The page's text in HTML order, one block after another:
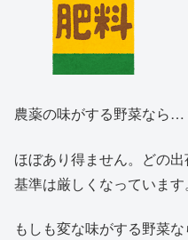
農薬の味がする野菜なら…
ほぼあり得ません。どの
基準は厳しくなっています。
もしも変な味がする野菜